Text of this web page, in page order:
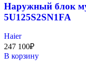
Наружный блок
5U125S2SN1FA
Haier
247 100₽
В корзину